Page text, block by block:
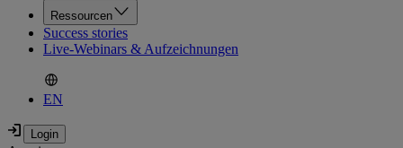
Ressourcen
Success stories
Live-Webinars & Aufzeichnungen
EN